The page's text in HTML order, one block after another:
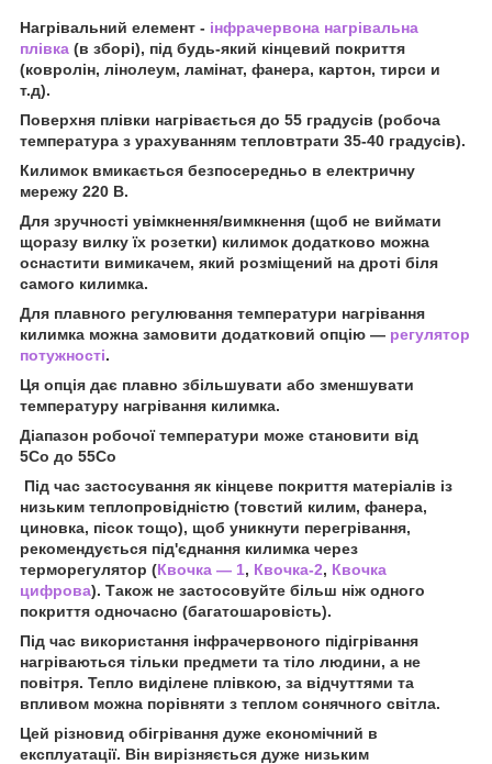
Нагрівальний елемент - інфрачервона нагрівальна
плівка (в зборі), під будь-який кінцевий покриття
(ковролін, лінолеум, ламінат, фанера, картон, тирси и
т.д).
Поверхня плівки нагрівається до 55 градусів (робоча
температура з урахуванням тепловтрати 35-40 градусів).
Килимок вмикається безпосередньо в електричну
мережу 220 В.
Для зручності увімкнення/вимкнення (щоб не виймати
щоразу вилку їх розетки) килимок додатково можна
оснастити вимикачем, який розміщений на дроті біля
самого килимка.
Для плавного регулювання температури нагрівання
килимка можна замовити додатковий опцію — регулятор
потужності.
Ця опція дає плавно збільшувати або зменшувати
температуру нагрівання килимка.
Діапазон робочої температури може становити від
5Со до 55Со
Під час застосування як кінцеве покриття матеріалів із
низьким теплопровідністю (товстий килим, фанера,
циновка, пісок тощо), щоб уникнути перегрівання,
рекомендується під'єднання килимка через
терморегулятор (Квочка — 1, Квочка-2, Квочка
цифрова). Також не застосовуйте більш ніж одного
покриття одночасно (багатошаровість).
Під час використання інфрачервоного підігрівання
нагріваються тільки предмети та тіло людини, а не
повітря. Тепло виділене плівкою, за відчуттями та
впливом можна порівняти з теплом сонячного світла.
Цей різновид обігрівання дуже економічний в
експлуатації. Він вирізняється дуже низьким